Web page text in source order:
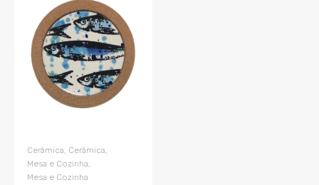
Cerâmica, Cerâmica,
Mesa e Cozinha,
Mesa e Cozinha